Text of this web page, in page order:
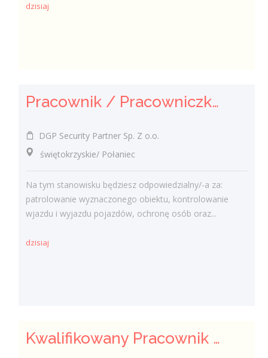
dzisiaj
Pracownik / Pracowniczka Ochrony z Pozwoleniem na Broń
DGP Security Partner Sp. Z o.o.
świętokrzyskie/ Połaniec
Na tym stanowisku będziesz odpowiedzialny/-a za:
patrolowanie wyznaczonego obiektu, kontrolowanie
wjazdu i wyjazdu pojazdów, ochronę osób oraz...
dzisiaj
Kwalifikowany Pracownik Ochrony z Pozwoleniem na Broń (K/M)